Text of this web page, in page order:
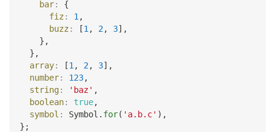
bar:
{
fiz : 1 ,
buzz : [1 , 2, 3] ,
} ,
} ,
array: [1 , 2, 3] ,
number: 123,
string: 'baz' ,
boolean: true,
symbol : Symbol . for( 'a.b.c' ) ,
} ;